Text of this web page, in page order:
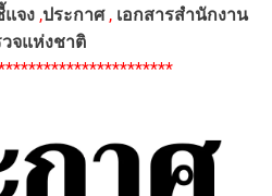
จง ,ประกาศ, เอกสารสำนักงาน
จแห่งชาติ